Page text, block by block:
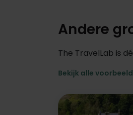
Andere
The TravelLab is
Bekijk alle